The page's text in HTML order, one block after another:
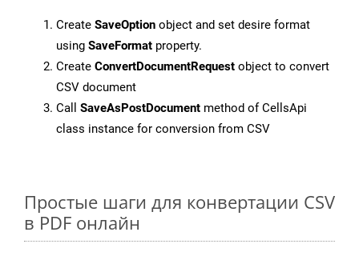
Create SaveOption object and set desire format
using SaveFormat property.
Create ConvertDocumentRequest object to convert
CSV document
Call SaveAsPostDocument method of CellsApi
class instance for conversion from CSV
Простые шаги для конвертации CSV
в PDF онлайн